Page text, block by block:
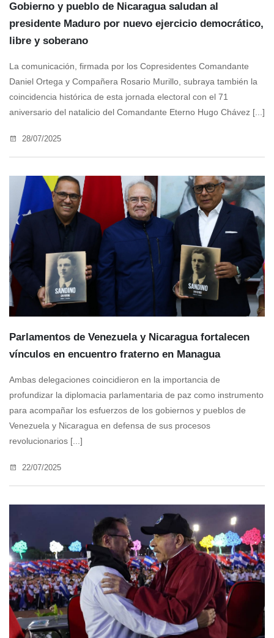
Gobierno y pueblo de Nicaragua saludan al
presidente Maduro por nuevo ejercicio democrático,
libre y soberano
La comunicación, firmada por los Copresidentes Comandante
Daniel Ortega y Compañera Rosario Murillo, subraya también la
coincidencia histórica de esta jornada electoral con el 71
aniversario del natalicio del Comandante Eterno Hugo Chávez [...]
28/07/2025
Parlamentos de Venezuela y Nicaragua fortalecen
vínculos en encuentro fraterno en Managua
Ambas delegaciones coincidieron en la importancia de
profundizar la diplomacia parlamentaria de paz como instrumento
para acompañar los esfuerzos de los gobiernos y pueblos de
Venezuela y Nicaragua en defensa de sus procesos
revolucionarios [...]
22/07/2025